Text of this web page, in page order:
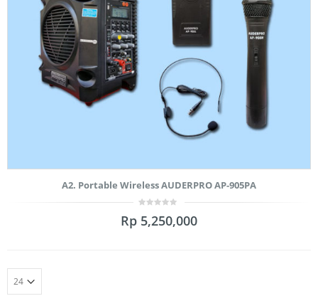
A2. Portable Wireless AUDERPRO AP-905PA
out
Rp 5,250,000